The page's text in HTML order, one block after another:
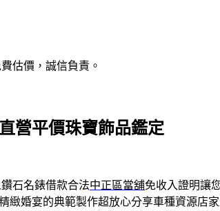
估價，誠信負責。
營平價珠寶飾品鑑定
石名錶借款合法中正區當舖免收入證明讓
緻婚宴的典範製作超放心分享車種資源店